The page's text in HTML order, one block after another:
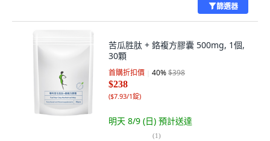
篩選器
苦瓜胜肽 + 鉻複方膠囊 500mg, 1個,
30顆
首購折扣價 40%$398
$238
($7.93/1錠)
明天 8/9 (日) 預計送達
(1)